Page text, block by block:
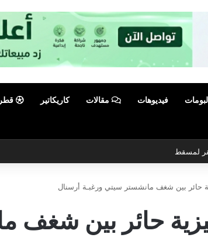
ألبومات فيديوهات مقالات كاريكاتير قطر 2022
لمسقط
حائر بين شغف مانشستر سيتي ورغبـة أرسنال
حائر بين شغف